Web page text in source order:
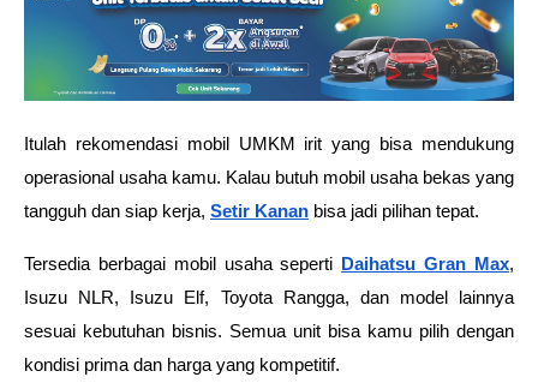
Itulah rekomendasi mobil UMKM irit yang bisa mendukung
operasional usaha kamu. Kalau butuh mobil usaha bekas yang
tangguh dan siap kerja, Setir Kanan bisa jadi pilihan tepat.
Tersedia berbagai mobil usaha seperti Daihatsu Gran Max,
Isuzu NLR, Isuzu Elf, Toyota Rangga, dan model lainnya
sesuai kebutuhan bisnis. Semua unit bisa kamu pilih dengan
kondisi prima dan harga yang kompetitif.